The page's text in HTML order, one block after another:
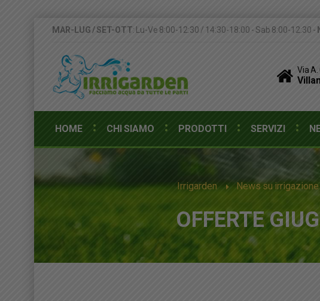
MAR-LUG / SET-OTT: Lu-Ve 8:00-12:30 / 14:30-18:00 - Sab 8:00-12:30 -
Via A.
HOME CHI SIAMO PRODOTTI SERVIZI
Irrigarden News su
OFFERTE